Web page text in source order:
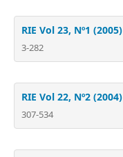
RIE Vol 23, Nº1 (2005)
3-282
RIE Vol 22, Nº2 (2004)
307-534